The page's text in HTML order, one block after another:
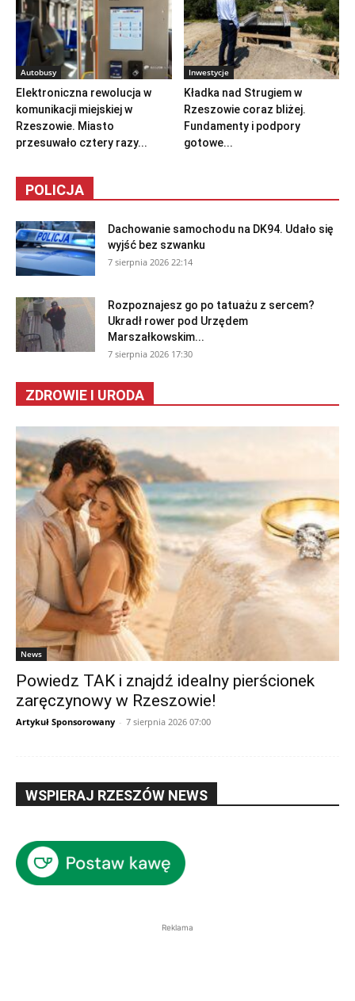
Autobusy
Elektroniczna rewolucja w
komunikacji miejskiej w
Rzeszowie. Miasto
przesuwało cztery razy...
Inwestycje
Kładka nad Strugiem w
Rzeszowie coraz bliżej.
Fundamenty i podpory
gotowe...
POLICJA
Dachowanie samochodu na DK94. Udało się
wyjść bez szwanku
7 sierpnia 2026 22:14
Rozpoznajesz go po tatuażu z sercem?
Ukradł rower pod Urzędem
Marszałkowskim...
7 sierpnia 2026 17:30
ZDROWIE I URODA
News
Powiedz TAK i znajdź idealny pierścionek
zaręczynowy w Rzeszowie!
Artykuł Sponsorowany - 7 sierpnia 2026 07:00
WSPIERAJ RZESZÓW NEWS
Reklama